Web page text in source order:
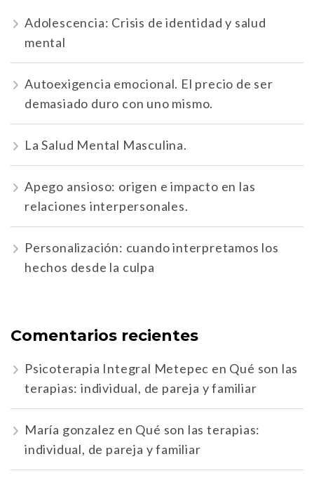
Adolescencia: Crisis de identidad y salud
mental
Autoexigencia emocional. El precio de ser
demasiado duro con uno mismo.
La Salud Mental Masculina.
Apego ansioso: origen e impacto en las
relaciones interpersonales.
Personalización: cuando interpretamos los
hechos desde la culpa
Comentarios recientes
Psicoterapia Integral Metepec en Qué son las
terapias: individual, de pareja y familiar
María gonzalez en Qué son las terapias:
individual, de pareja y familiar